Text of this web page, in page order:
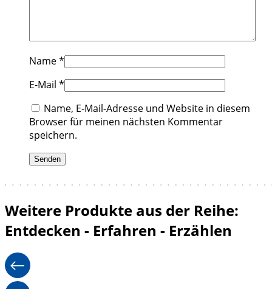
Name*
E-Mail *
Name, E-Mail-Adresse und Website in diesem
Browser für meinen nächsten Kommentar
speichern.
Weitere Produkte aus der Reihe:
Entdecken - Erfahren - Erzählen